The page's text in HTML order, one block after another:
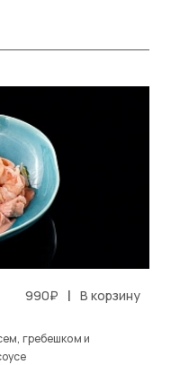
990₽ | В корзину
гребешком и